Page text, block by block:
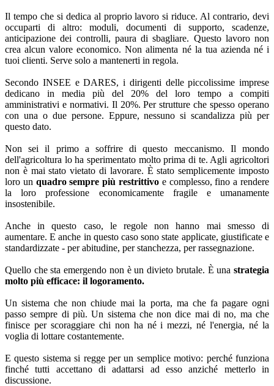
Il tempo che si dedica al proprio lavoro si riduce. Al contrario, devi
occuparti di altro: moduli, documenti di supporto, scadenze,
anticipazione dei controlli, paura di sbagliare. Questo lavoro non
crea alcun valore economico. Non alimenta né la tua azienda né i
tuoi clienti. Serve solo a mantenerti in regola.
Secondo INSEE e DARES, i dirigenti delle piccolissime imprese
dedicano in media più del 20% del loro tempo a compiti
amministrativi e normativi. Il 20%. Per strutture che spesso operano
con una o due persone. Eppure, nessuno si scandalizza più per
questo dato.
Non sei il primo a soffrire di questo meccanismo. Il mondo
dell'agricoltura lo ha sperimentato molto prima di te. Agli agricoltori
non è mai stato vietato di lavorare. È stato semplicemente imposto
loro un quadro sempre più restrittivo e complesso, fino a rendere
la loro professione economicamente fragile e umanamente
insostenibile.
Anche in questo caso, le regole non hanno mai smesso di
aumentare. E anche in questo caso sono state applicate, giustificate e
standardizzate - per abitudine, per stanchezza, per rassegnazione.
Quello che sta emergendo non è un divieto brutale. È una strategia
molto più efficace: il logoramento.
Un sistema che non chiude mai la porta, ma che fa pagare ogni
passo sempre di più. Un sistema che non dice mai di no, ma che
finisce per scoraggiare chi non ha né i mezzi, né l'energia, né la
voglia di lottare costantemente.
E questo sistema si regge per un semplice motivo: perché funziona
finché tutti accettano di adattarsi ad esso anziché metterlo in
discussione.